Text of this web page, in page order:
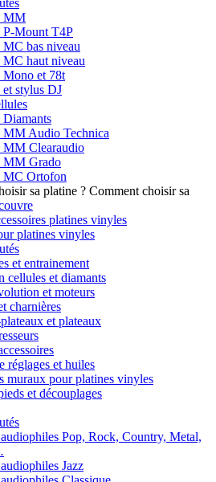
MM
P-Mount T4P
bas niveau
MC haut niveau
Mono et 78t
stylus DJ
Diamants
MM Audio Technica
MM Clearaudio
MM Grado
MC Ortofon
Comment choisir sa
platines vinyles
platines vinyles
et entrainement
cellules et diamants
et moteurs
charnières
et plateaux
réglages et huiles
muraux pour platines vinyles
et découplages
Pop, Rock, Country, Metal,
Jazz